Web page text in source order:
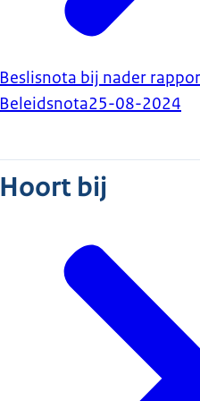
Beslisnota bij nader
Beleidsnota25-08-2024
Hoort bij